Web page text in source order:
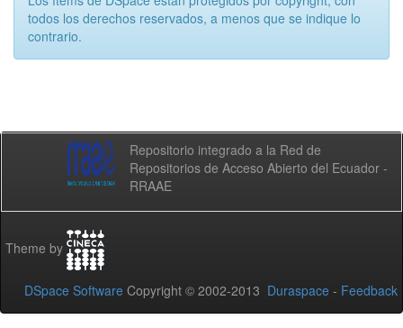
todos los derechos reservados, a menos que se indique lo
contrario.
Repositorio integrado a la Red de
Repositorios de Acceso Abierto del Ecuador -
RRAAE
Theme by
DSpace Software Copyright © 2002-2013 Duraspace - Feedback